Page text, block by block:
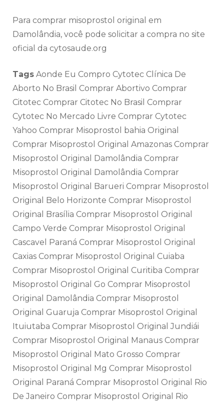
Para comprar misoprostol original em
Damolândia, você pode solicitar a compra no site
oficial da cytosaude.org
Tags Aonde Eu Compro Cytotec Clínica De
Aborto No Brasil Comprar Abortivo Comprar
Citotec Comprar Citotec No Brasil Comprar
Cytotec No Mercado Livre Comprar Cytotec
Yahoo Comprar Misoprostol bahia Original
Comprar Misoprostol Original Amazonas Comprar
Misoprostol Original Damolândia Comprar
Misoprostol Original Damolândia Comprar
Misoprostol Original Barueri Comprar Misoprostol
Original Belo Horizonte Comprar Misoprostol
Original Brasília Comprar Misoprostol Original
Campo Verde Comprar Misoprostol Original
Cascavel Paraná Comprar Misoprostol Original
Caxias Comprar Misoprostol Original Cuiaba
Comprar Misoprostol Original Curitiba Comprar
Misoprostol Original Go Comprar Misoprostol
Original Damolândia Comprar Misoprostol
Original Guaruja Comprar Misoprostol Original
Ituiutaba Comprar Misoprostol Original Jundiái
Comprar Misoprostol Original Manaus Comprar
Misoprostol Original Mato Grosso Comprar
Misoprostol Original Mg Comprar Misoprostol
Original Paraná Comprar Misoprostol Original Rio
De Janeiro Comprar Misoprostol Original Rio